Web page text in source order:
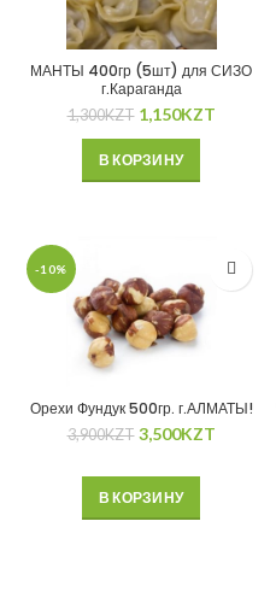
МАНТЫ 400гр (5шт) для СИЗО
г.Караганда
1,300KZT 1,150KZT
В КОРЗИНУ
-10%
Орехи Фундук 500гр. г.АЛМАТЫ!
3,900KZT 3,500KZT
В КОРЗИНУ